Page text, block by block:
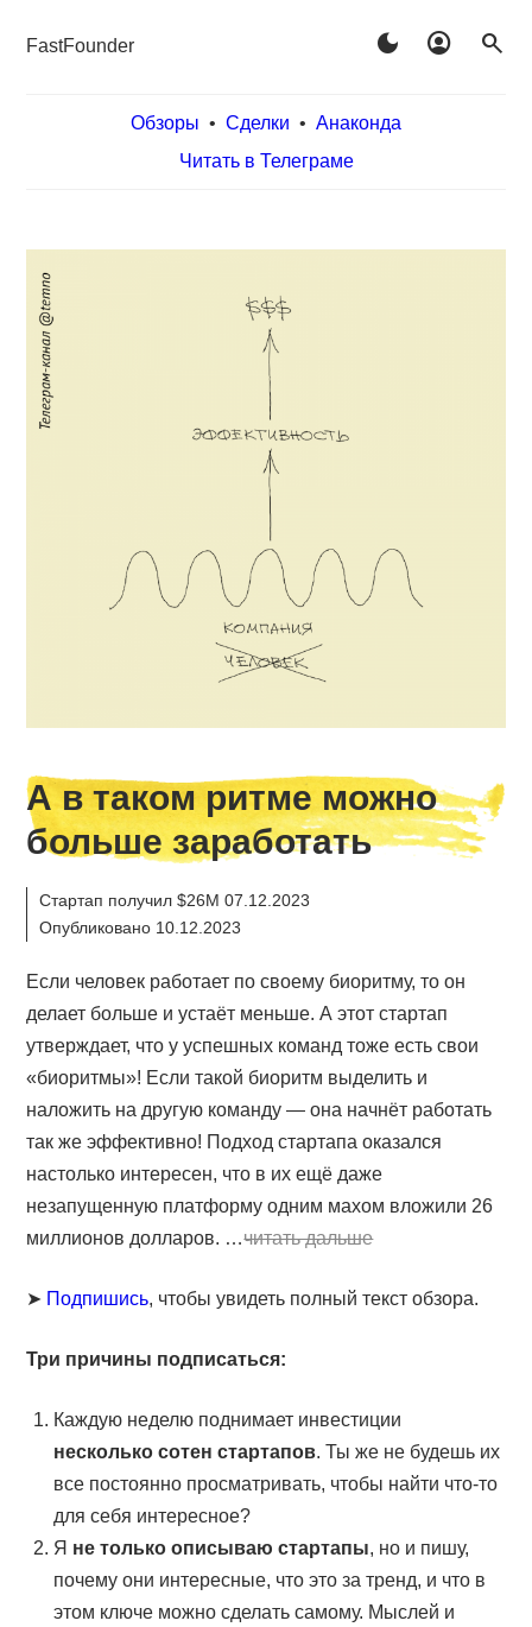
FastFounder dark_mode account_circle search
Обзоры • Сделки • Анаконда
Читать в Телеграме
А в таком ритме можно
больше заработать
Стартап получил $26M 07.12.2023
Опубликовано 10.12.2023
Если человек работает по своему биоритму, то он
делает больше и устаёт меньше. А этот стартап
утверждает, что у успешных команд тоже есть свои
«биоритмы»! Если такой биоритм выделить и
наложить на другую команду — она начнёт работать
так же эффективно! Подход стартапа оказался
настолько интересен, что в их ещё даже
незапущенную платформу одним махом вложили 26
миллионов долларов. …читать дальше
➤ Подпишись, чтобы увидеть полный текст обзора.
Три причины подписаться:
Каждую неделю поднимает инвестиции
несколько сотен стартапов. Ты же не будешь их
все постоянно просматривать, чтобы найти что-то
для себя интересное?
Я не только описываю стартапы, но и пишу,
почему они интересные, что это за тренд, и что в
этом ключе можно сделать самому. Мыслей и